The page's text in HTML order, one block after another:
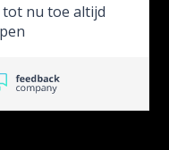
tot nu toe altijd